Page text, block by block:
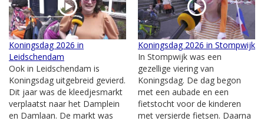
Koningsdag 2026 in
Leidschendam
Ook in Leidschendam is
Koningsdag uitgebreid gevierd.
Dit jaar was de kleedjesmarkt
verplaatst naar het Damplein
en Damlaan. De markt was
Koningsdag 2026 in Stompwijk
In Stompwijk was een
gezellige viering van
Koningsdag. De dag begon
met een aubade en een
fietstocht voor de kinderen
met versierde fietsen. Daarna